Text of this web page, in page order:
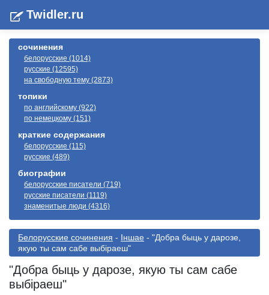
Twidler.ru
сочинения
белорусские (1014)
русские (12595)
на свободную тему (2873)
топики
по английскому (922)
по немецкому (151)
краткие содержания
белорусские (115)
русские (489)
биографии
белорусские писатели (719)
русские писатели (1119)
знаменитые люди (4316)
Белорусские сочинения - Іншае - "Добра быць у дарозе,
якую ты сам сабе выбiраеш"
"Добра быць у дарозе, якую ты сам сабе
выбiраеш"